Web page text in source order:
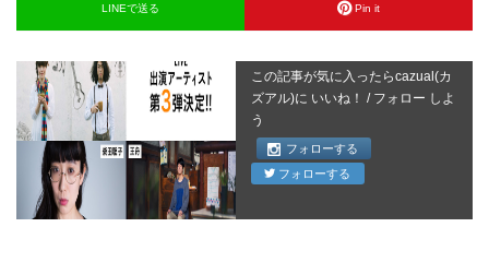
LINEで送る Pin it
この記事が気に入ったらcazual(カ
ズアル)に いいね！ / フォロー しよ
う
フォローする
フォローする